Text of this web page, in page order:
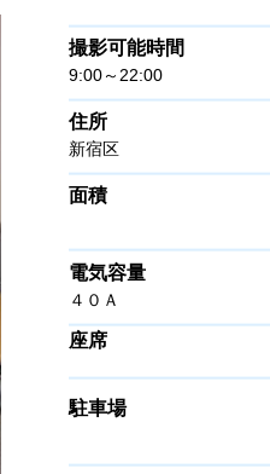
撮影可能時間
9:00～22:00
住所
新宿区
面積
電気容量
４０Ａ
座席
駐車場